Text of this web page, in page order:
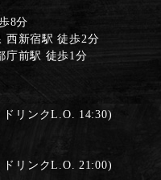
8分
西新宿駅 徒歩2分
庁前駅 徒歩1分
リンクL.O. 14:30)
リンクL.O. 21:00)